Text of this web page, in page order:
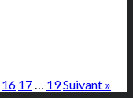
16 17… 19Suivant »